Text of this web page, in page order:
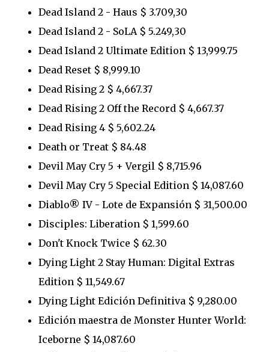
Dead Island 2 - Haus $ 3.709,30
Dead Island 2 - SoLA $ 5.249,30
Dead Island 2 Ultimate Edition $ 13,999.75
Dead Reset $ 8,999.10
Dead Rising 2 $ 4,667.37
Dead Rising 2 Off the Record $ 4,667.37
Dead Rising 4 $ 5,602.24
Death or Treat $ 84.48
Devil May Cry 5 + Vergil $ 8,715.96
Devil May Cry 5 Special Edition $ 14,087.60
Diablo® IV - Lote de Expansión $ 31,500.00
Disciples: Liberation $ 1,599.60
Don't Knock Twice $ 62.30
Dying Light 2 Stay Human: Digital Extras
Edition $ 11,549.67
Dying Light Edición Definitiva $ 9,280.00
Edición maestra de Monster Hunter World:
Iceborne $ 14,087.60